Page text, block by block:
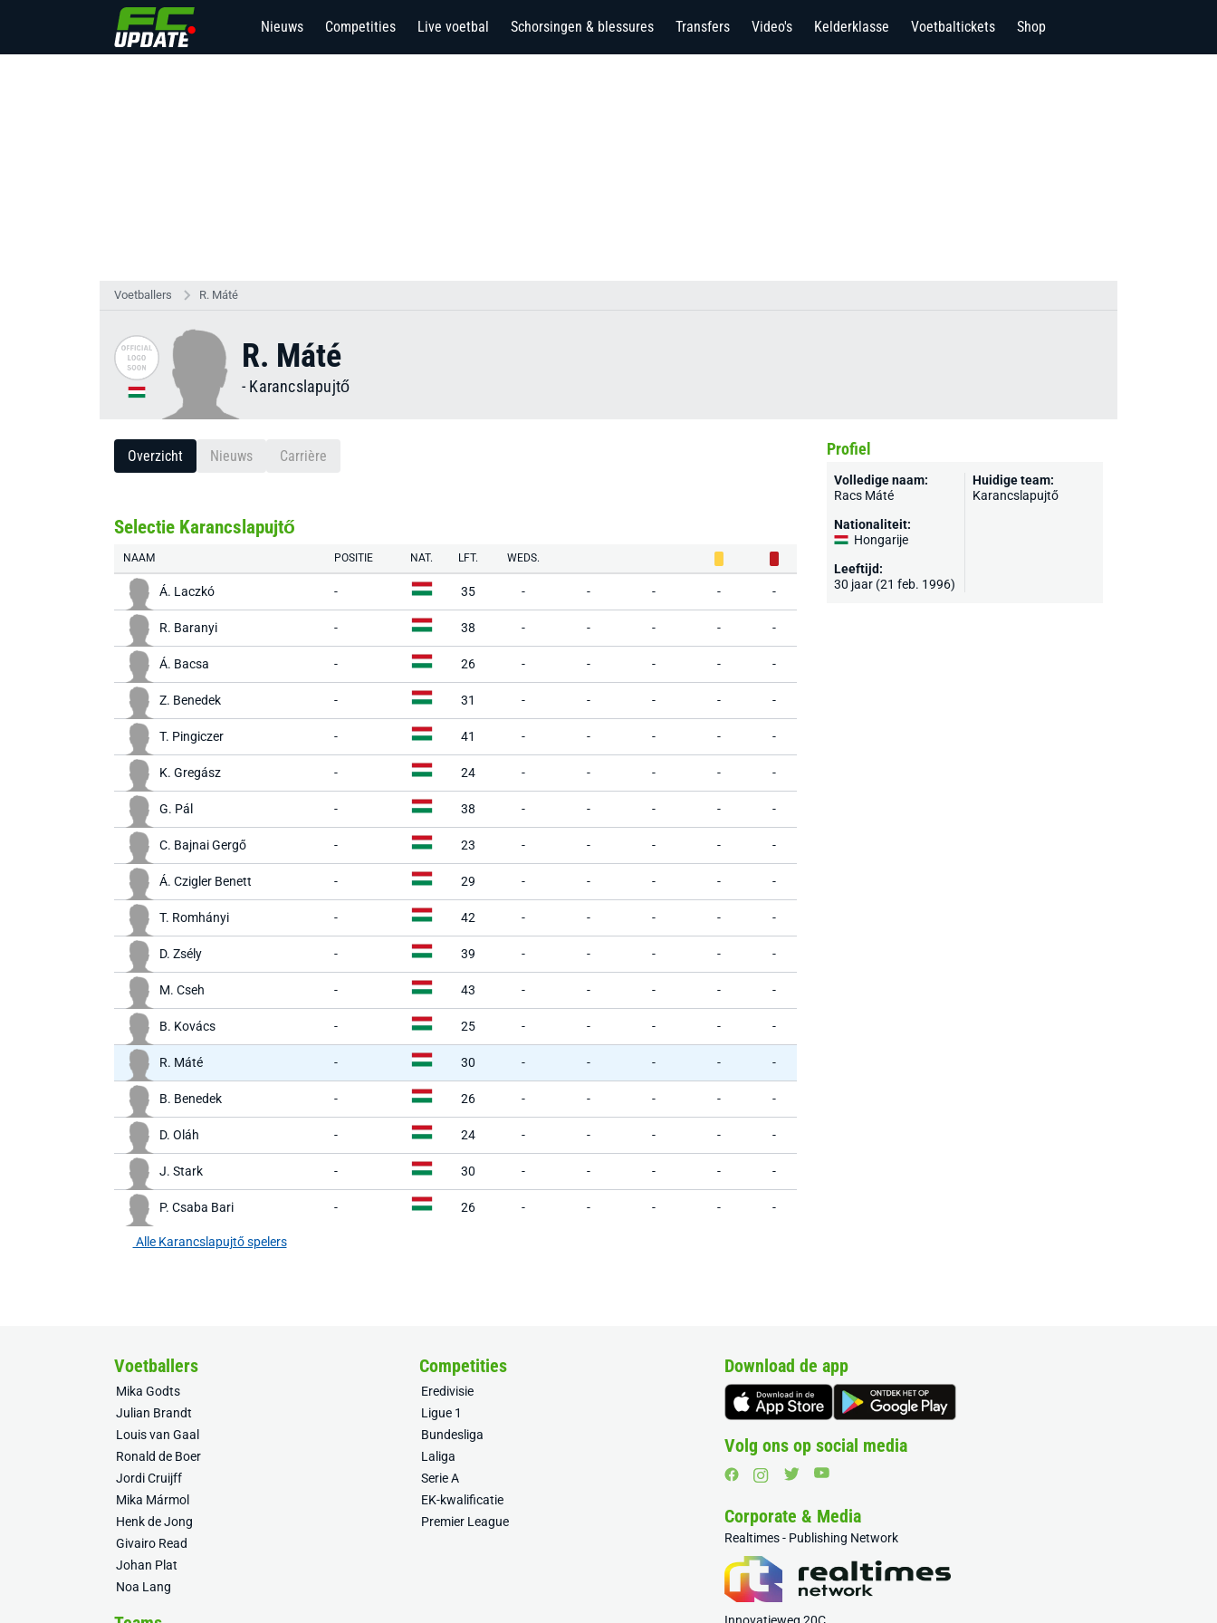
Nieuws Competities Live voetbal Schorsingen & blessures Transfers Video's Kelderklasse Voetbaltickets Shop
Voetballers R. Máté
R. Máté
- Karancslapujtő
Overzicht Nieuws Carrière
Selectie Karancslapujtő
NAAM POSITIE NAT. LFT. WEDS.
Á. Laczkó - 35 - - - - -
R. Baranyi - 38 - - - - -
Á. Bacsa - 26 - - - - -
Z. Benedek - 31 - - - - -
T. Pingiczer - 41 - - - - -
K. Gregász - 24 - - - - -
G. Pál - 38 - - - - -
C. Bajnai Gergő - 23 - - - - -
Á. Czigler Benett - 29 - - - - -
T. Romhányi - 42 - - - - -
D. Zsély - 39 - - - - -
M. Cseh - 43 - - - - -
B. Kovács - 25 - - - - -
R. Máté - 30 - - - - -
B. Benedek - 26 - - - - -
D. Oláh - 24 - - - - -
J. Stark - 30 - - - - -
P. Csaba Bari - 26 - - - - -
Alle Karancslapujtő spelers
Profiel
Volledige naam:
Racs Máté
Nationaliteit:
Hongarije
Leeftijd:
30 jaar (21 feb. 1996)
Huidige team:
Karancslapujtő
Voetballers
Mika Godts
Julian Brandt
Louis van Gaal
Ronald de Boer
Jordi Cruijff
Mika Mármol
Henk de Jong
Givairo Read
Johan Plat
Noa Lang
Competities
Eredivisie
Ligue 1
Bundesliga
Laliga
Serie A
EK-kwalificatie
Premier League
Download de app
Volg ons op social media
Corporate & Media
Realtimes - Publishing Network